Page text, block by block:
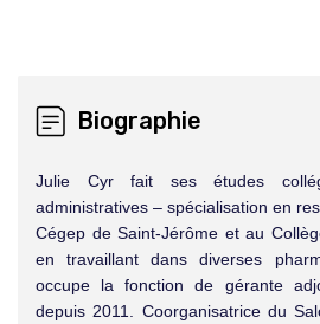
Biographie
Julie Cyr fait ses études
administratives – spécialisation en
Cégep de Saint-Jérôme et au
en travaillant dans diverses
occupe la fonction de gérante
depuis 2011. Coorganisatrice du